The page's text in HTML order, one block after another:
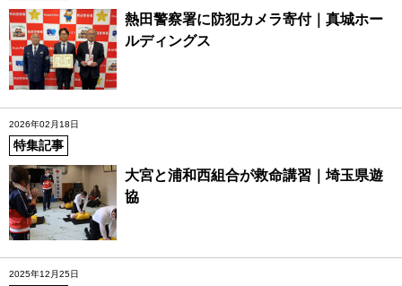
熱田警察署に防犯カメラ寄付｜真城ホー
ルディングス
2026年02月18日
特集記事
大宮と浦和西組合が救命講習｜埼玉県遊
協
2025年12月25日